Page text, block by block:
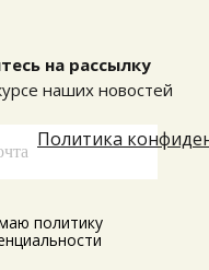
политику
на рассылку
наших новостей
Политика